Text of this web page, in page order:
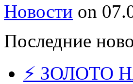
Новости on
Последние
⚡️ ЗОЛОТО